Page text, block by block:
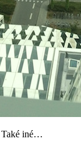
Také iné…